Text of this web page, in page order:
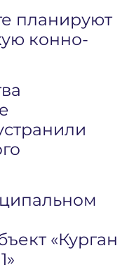
планируют
конно-
«Курган